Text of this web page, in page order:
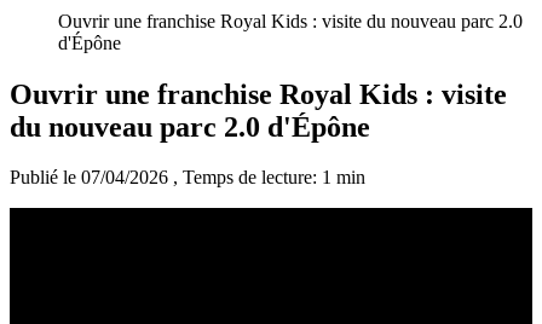
Ouvrir une franchise Royal Kids : visite du nouveau parc 2.0
d'Épône
Ouvrir une franchise Royal Kids : visite
du nouveau parc 2.0 d'Épône
Publié le 07/04/2026 , Temps de lecture: 1 min